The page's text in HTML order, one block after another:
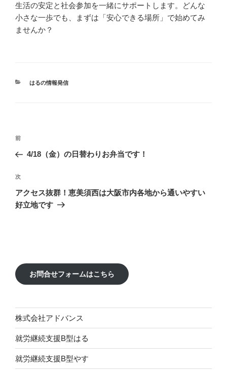
生活の安定と社会参加を一緒にサポートします。どんな
小さな一歩でも、まずは「安心できる場所」で始めてみ
ませんか？
カ
はるの情報発信
投
ナ
ビ
ゲ
ー
前
の
稿
前
4/18（金）の日替わりお弁当です！
次
の
投
次
アクセス抜群！恵美須西は大阪市内各地から通いやすい
好立地です
お問合せフォームはこちら
株式会社アドバンス
就労継続支援B型はる
就労継続支援B型やす